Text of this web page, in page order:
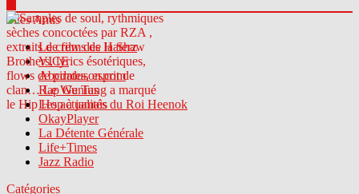
Sites Amis
Le crew des Haterz
VICE
Abcdrduson.com
Rap Genius
Les actualités du Roi Heenok
OkayPlayer
La Détente Générale
Life+Times
Jazz Radio
Catégories